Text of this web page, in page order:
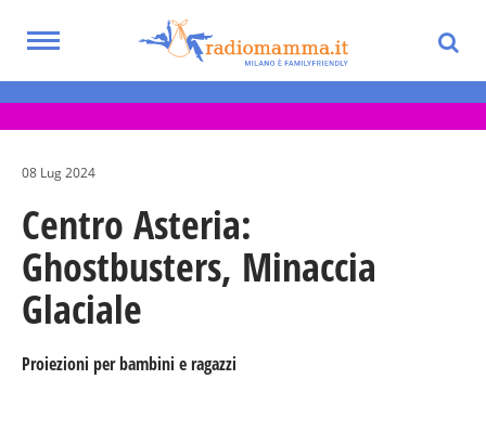
main
Toggle
Eventi per bambini, ragazzi e adolescenti
nella Città Metropolitana di Milano
08 Lug 2024
Centro Asteria:
Ghostbusters, Minaccia
Glaciale
Proiezioni per bambini e ragazzi